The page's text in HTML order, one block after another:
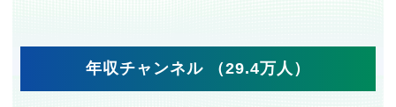
年収チャンネル （29.4万人）